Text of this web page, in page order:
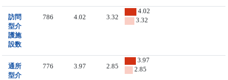
訪問
型介
護施
設数
786 4.02 3.32
4.02
3.32
通所
型介
776 3.97 2.85
3.97
2.85